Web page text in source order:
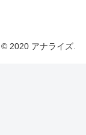
© 2020 アナライズ.